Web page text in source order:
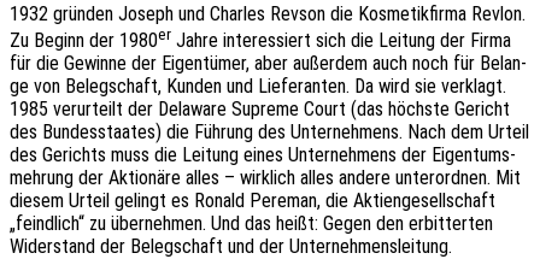
1932 grün­den Joseph und Charles Revson die Kosme­tik­fir­ma Revlon.
Zu Beginn der 1980er Jahre inter­es­siert sich die Leitung der Firma
für die Gewin­ne der Eigen­tü­mer, aber außer­dem auch noch für Belan­
ge von Beleg­schaft, Kunden und Liefe­ran­ten. Da wird sie verklagt.
1985 verur­teilt der Dela­ware Supre­me Court (das höchs­te Gericht
des Bundes­staa­tes) die Führung des Unter­neh­mens. Nach dem Urteil
des Gerichts muss die Leitung eines Unter­neh­mens der Eigen­tums­
meh­rung der Aktio­nä­re alles – wirk­lich alles andere unter­ord­nen. Mit
diesem Urteil gelingt es Ronald Pere­man, die Akti­en­ge­sell­schaft
„feind­lich“ zu über­neh­men. Und das heißt: Gegen den erbit­ter­ten
Wider­stand der Beleg­schaft und der Unternehmensleitung.